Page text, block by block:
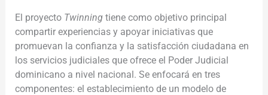
El proyecto Twinning tiene como objetivo principal
compartir experiencias y apoyar iniciativas que
promuevan la confianza y la satisfacción ciudadana en
los servicios judiciales que ofrece el Poder Judicial
dominicano a nivel nacional. Se enfocará en tres
componentes: el establecimiento de un modelo de